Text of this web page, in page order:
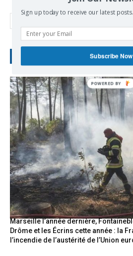
Marseille l’année dernière,
Drôme et les Écrins cette année : la
l’incendie de l’austérité de l’Union
Sign up today to receive our latest posts.
Subscribe Now